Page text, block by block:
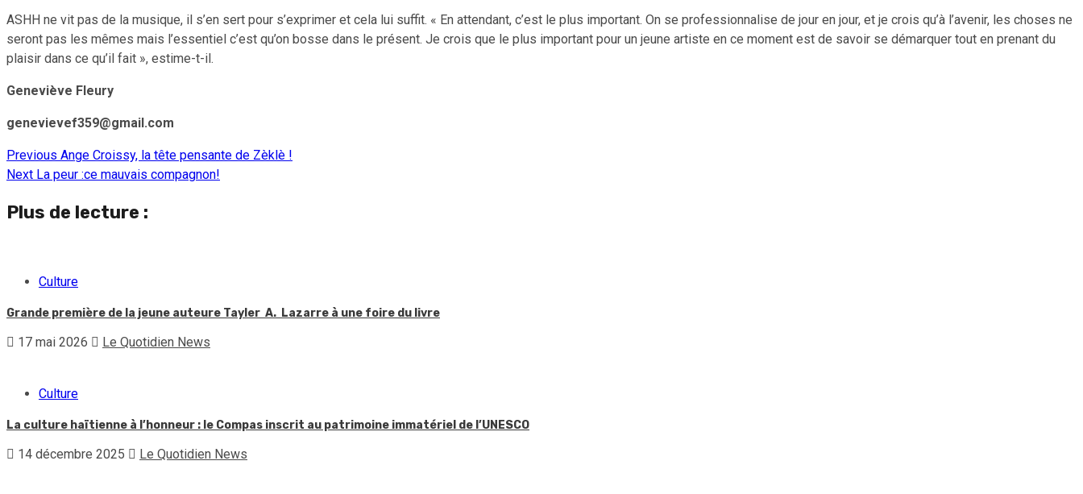
ASHH ne vit pas de la musique, il s’en sert pour s’exprimer et cela lui suffit. « En attendant, c’est le plus important. On se professionnalise de jour en jour, et je crois qu’à l’avenir, les choses ne
seront pas les mêmes mais l’essentiel c’est qu’on bosse dans le présent. Je crois que le plus important pour un jeune artiste en ce moment est de savoir se démarquer tout en prenant du
plaisir dans ce qu’il fait », estime-t-il.
Geneviève Fleury
genevievef359@gmail.com
Continue
Reading
Previous Ange Croissy, la tête pensante de Zèklè !
Next La peur :ce mauvais compagnon!
Plus de lecture :
Culture
Grande première de la jeune auteure Tayler A. Lazarre à une foire du livre
17 mai 2026 Le Quotidien News
Culture
La culture haïtienne à l’honneur : le Compas inscrit au patrimoine immatériel de l’UNESCO
14 décembre 2025 Le Quotidien News